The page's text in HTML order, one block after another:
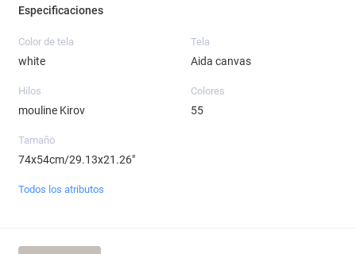
Especificaciones
Color de tela
white
Tela
Aida canvas
Hilos
mouline Kirov
Colores
55
Tamaño
74x54cm/29.13x21.26"
Todos los atributos